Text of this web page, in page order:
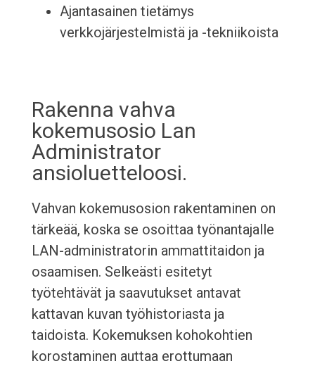
Ajantasainen tietämys
verkkojärjestelmistä ja -tekniikoista
Rakenna vahva
kokemusosio Lan
Administrator
ansioluetteloosi.
Vahvan kokemusosion rakentaminen on
tärkeää, koska se osoittaa työnantajalle
LAN-administratorin ammattitaidon ja
osaamisen. Selkeästi esitetyt
työtehtävät ja saavutukset antavat
kattavan kuvan työhistoriasta ja
taidoista. Kokemuksen kohokohtien
korostaminen auttaa erottumaan